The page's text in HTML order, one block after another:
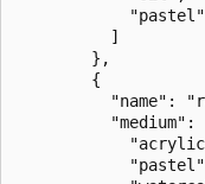
            "pastel"
          ]
        },
        {
"name":
"medium":